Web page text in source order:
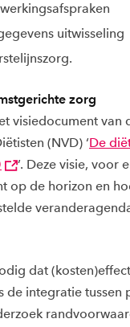
uitwisseling
zorg
visiedocument van
(NVD) ‘De
’. Deze visie, voor
op de horizon en
dat
de integratie tussen